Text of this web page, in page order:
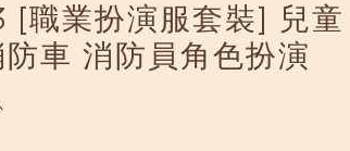
[職業扮演服套裝] 兒童
車 消防員角色扮演